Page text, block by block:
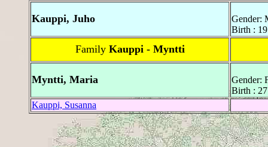
Kauppi, Juho
Gender:
Birth :
Family Kauppi - Myntti
Myntti, Maria
Gender:
Birth :
Kauppi, Susanna